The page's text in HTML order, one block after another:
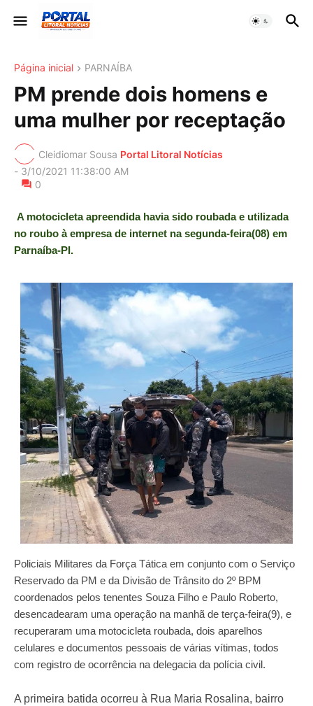
Página inicial PARNAÍBA
PM prende dois homens e
uma mulher por receptação
Cleidiomar Sousa Portal Litoral Notícias
- 3/10/2021 11:38:00 AM
0
A motocicleta apreendida havia sido roubada e utilizada
no roubo à empresa de internet na segunda-feira(08) em
Parnaíba-PI.
Policiais Militares da Força Tática em conjunto com o Serviço
Reservado da PM e da Divisão de Trânsito do 2º BPM
coordenados pelos tenentes Souza Filho e Paulo Roberto,
desencadearam uma operação na manhã de terça-feira(9), e
recuperaram uma motocicleta roubada, dois aparelhos
celulares e documentos pessoais de várias vítimas, todos
com registro de ocorrência na delegacia da polícia civil.
A primeira batida ocorreu à Rua Maria Rosalina, bairro